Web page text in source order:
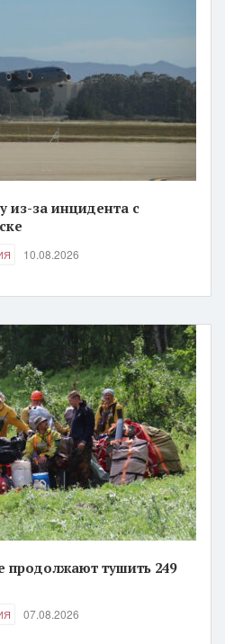
из-за инцидента с
10.08.2026
продолжают тушить 249
07.08.2026